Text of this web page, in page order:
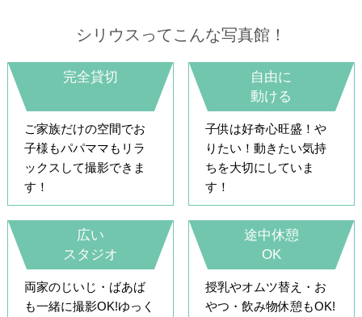
シリウスってこんな写真館！
完全貸切
ご家族だけの空間でお
子様もパパママもリラ
ックスして撮影できま
す！
自由に
動ける
子供は好奇心旺盛！や
りたい！動きたい気持
ちを大切にしていま
す！
広い
スタジオ
両家のじいじ・ばあば
も一緒に撮影OK!ゆっく
途中休憩
OK
授乳やオムツ替え・お
やつ・飲み物休憩もOK!